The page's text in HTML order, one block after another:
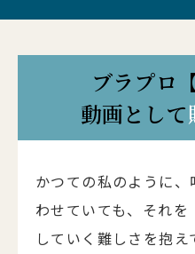
ブラプロ
動画として
かつての私のように
わせていても、それを
していく難しさを抱